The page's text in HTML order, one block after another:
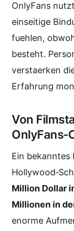
OnlyFans
einseitige
fuehlen,
besteht.
verstaerken
Erfahrung
Von
Ein bekanntes
Million Dollar
Millionen in
enorme